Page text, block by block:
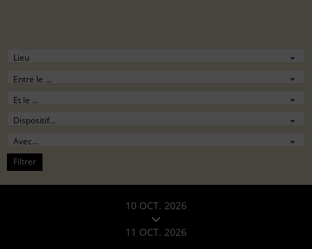
Filtrer
10 OCT. 2026
11 OCT. 2026